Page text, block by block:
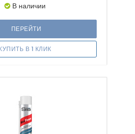
В наличии
ПЕРЕЙТИ
В 1 КЛИК